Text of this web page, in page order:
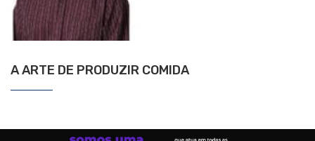
A ARTE DE PRODUZIR COMIDA